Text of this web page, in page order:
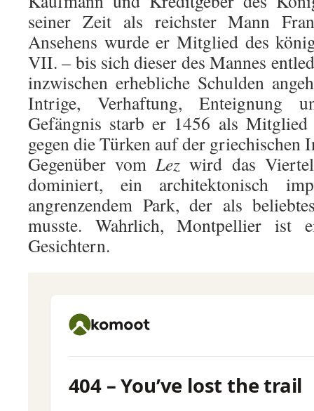
seiner Zeit als reichster Mann
Ansehens wurde er Mitglied des
VII. – bis sich dieser des Mannes
inzwischen erhebliche Schulden
Intrige, Verhaftung, Enteignung
Gefängnis starb er 1456 als
gegen die Türken auf der griechischen
Gegenüber vomLez wird das
dominiert, ein architektonisch
angrenzendem Park, der als
musste. Wahrlich, Montpellier ist
Gesichtern.